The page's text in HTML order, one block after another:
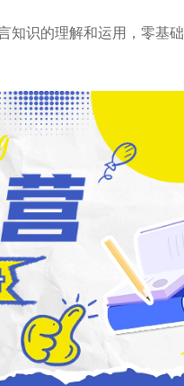
知识的理解和运用，零基础